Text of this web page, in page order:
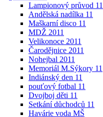
Lampionový průvod 11
Andělská nadílka 11
Maškarní disco 11
MDŽ 2011
Velikonoce 2011
Čarodějnice 2011
Nohejbal 2011
Memoriál M.Sýkory 11
Indiánský den 11
pouťový fotbal 11
Dvojboj děti 11
Setkání důchodců 11
Havárie voda MŠ